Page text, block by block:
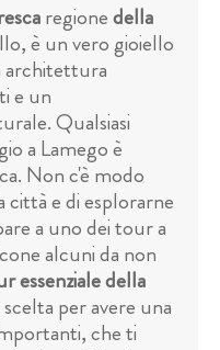
regionedella
è un vero gioiello
architettura
e un
Qualsiasi
a Lamego è
Non c'è modo
e di esplorarne
a uno dei tour a
alcuni da non
essenziale della
per avere una
che ti